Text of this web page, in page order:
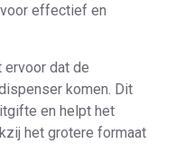
effectief en
dat de
komen. Dit
en helpt het
het grotere formaat